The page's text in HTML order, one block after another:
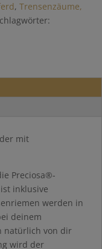
, Trensenzäume,
mit
Preciosa®-
inklusive
werden in
deinem
natürlich von dir
wird der